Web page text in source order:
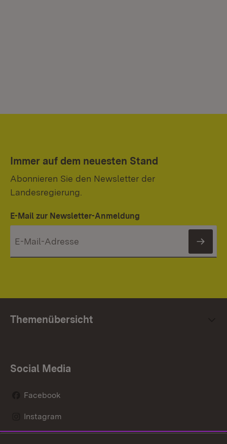
Immer auf dem neuesten Stand
Abonnieren Sie den Newsletter der
Landesregierung.
E-Mail zur Newsletter-Anmeldung
Themenübersicht
Social Media
Facebook
Instagram